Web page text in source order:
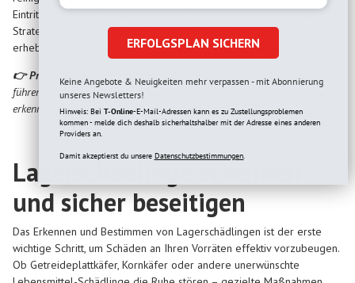
Eintrittspforten für Schädlinge zu versiegeln. Eine vorausschauende
Strategie verhindert massive Infestationen und reduziert das Risiko
erheblich.
👉 Pro-Tipp:
Dokumentieren Sie jeden Verdachtsfall mit Fotos und
führen Sie ein Schädlingstagebuch, um Ausbreitungsmuster frühzeitig zu
erkennen und gezielte Gegenmaßnahmen zu entwickeln.
Lagerschädlinge erkennen
und sicher beseitigen
Das Erkennen und Bestimmen von Lagerschädlingen ist der erste
wichtige Schritt, um Schäden an Ihren Vorräten effektiv vorzubeugen.
Ob Getreideplattkäfer, Kornkäfer oder andere unerwünschte
ERFOLGSPLAN SICHERN
Keine Angebote & Neuigkeiten mehr verpassen - mit Abonnierung
unseres Newsletters!
Hinweis: Bei T-Online-E-Mail-Adressen kann es zu Zustellungsproblemen
kommen - melde dich deshalb sicherhaltshalber mit der Adresse eines anderen
Providers an.
Damit akzeptierst du unsere Datenschutzbestimmungen.